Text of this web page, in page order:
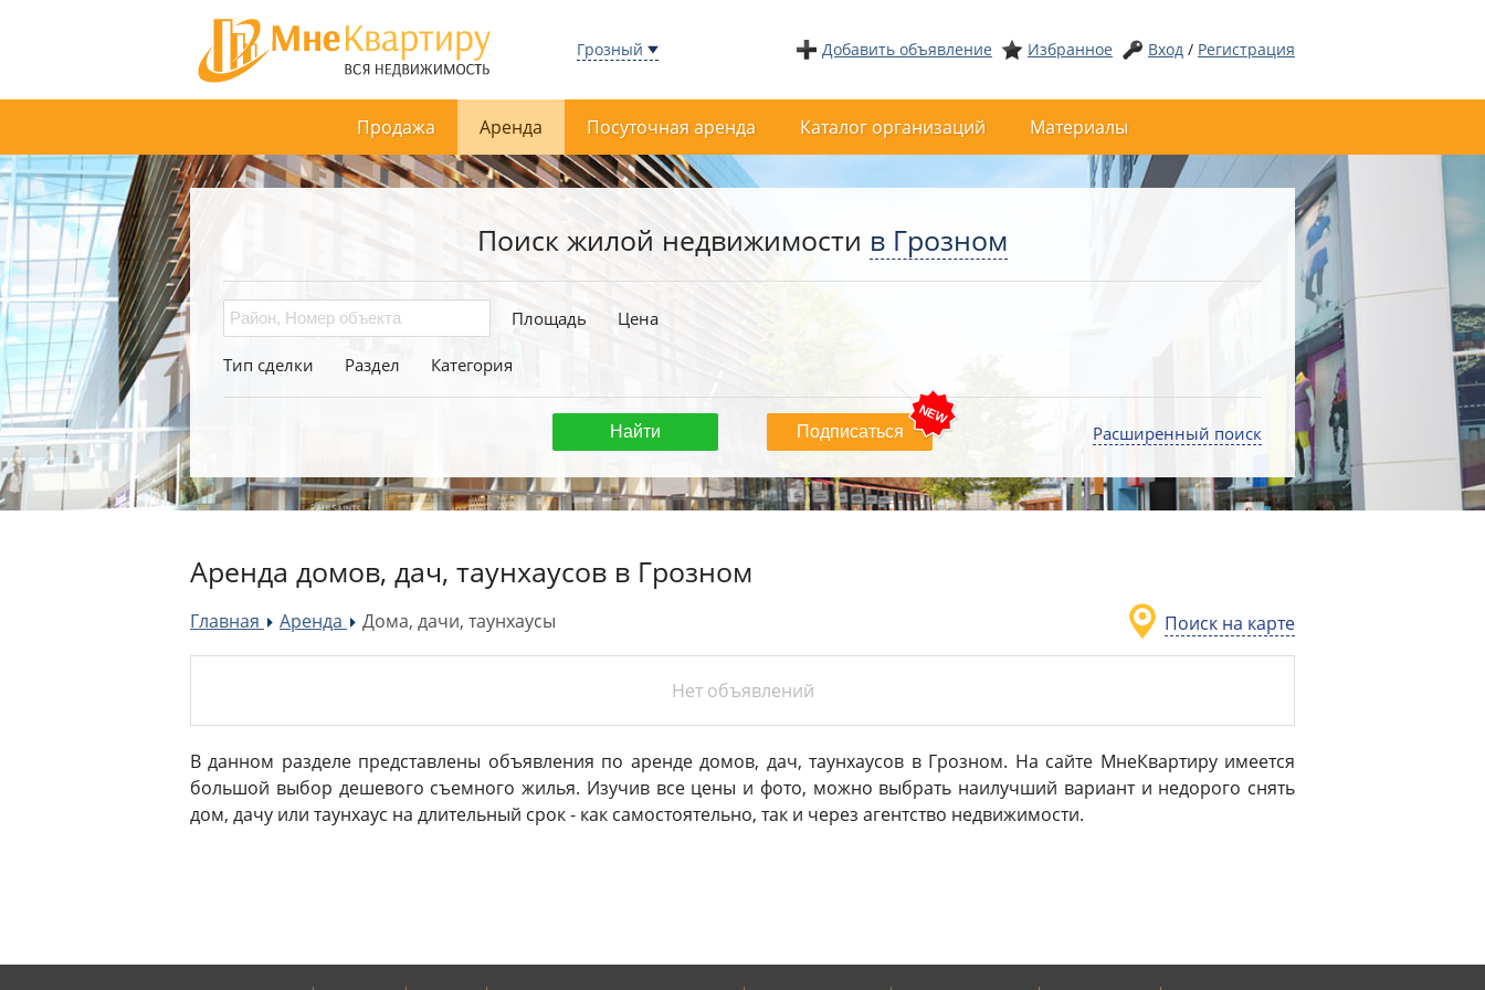
Грозный Добавить объявление Избранное Вход / Регистрация
Продажа Аренда Посуточная аренда Каталог организаций Материалы
Поиск жилой недвижимости в Грозном
Площадь Цена
Тип сделки Раздел Категория
Подписаться Расширенный поиск
Аренда домов, дач, таунхаусов в Грозном
Поиск на карте
Главная »
Аренда »
Дома, дачи, таунхаусы
Нет объявлений
В данном разделе представлены объявления по аренде домов, дач, таунхаусов в Грозном. На сайте МнеКвартиру имеется
большой выбор дешевого съемного жилья. Изучив все цены и фото, можно выбрать наилучший вариант и недорого снять
дом, дачу или таунхаус на длительный срок - как самостоятельно, так и через агентство недвижимости.